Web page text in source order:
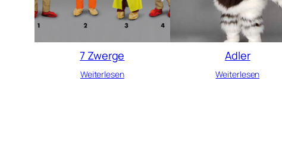
7 Zwerge
Weiterlesen
Adler
Weiterlesen